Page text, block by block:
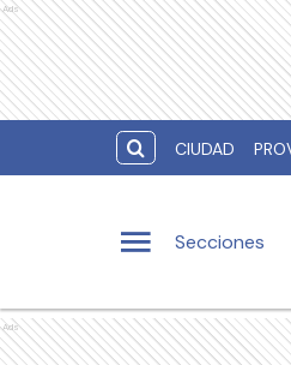
Ads
CIUDAD
Secciones
Ads